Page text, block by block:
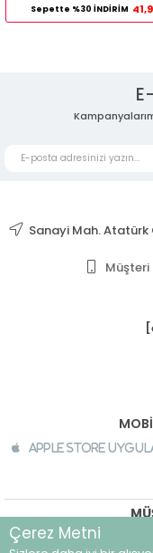
Sepette %30 İNDİRİM
Sanayi Mah. Atatürk
Müşteri
Apple Store
Çerez Metni